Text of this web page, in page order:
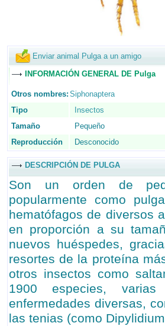
Enviar animal Pulga a un amigo
INFORMACIÓN GENERAL DE Pulga
Otros nombres: Siphonaptera
Tipo
Insectos
Tamaño
Pequeño
Reproducción
Desconocido
DESCRIPCIÓN DE PULGA
Son un orden de
popularmente como
hematófagos de diversos
en proporción a su
nuevos huéspedes,
resortes de la proteína
otros insectos como
1900 especies,
enfermedades diversas,
las tenias (como